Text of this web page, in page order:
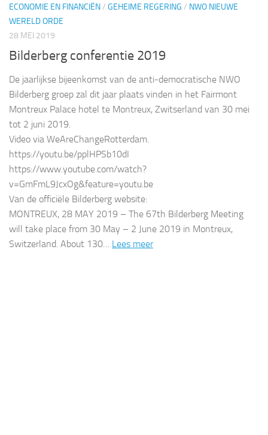
ECONOMIE EN FINANCIËN/ GEHEIME REGERING / NWO NIEUWE
WERELD ORDE
28 MEI 2019
Bilderberg conferentie 2019
De jaarlijkse bijeenkomst van de anti-democratische NWO
Bilderberg groep zal dit jaar plaats vinden in het Fairmont
Montreux Palace hotel te Montreux, Zwitserland van 30 mei
tot 2 juni 2019.
Video via WeAreChangeRotterdam.
https://youtu.be/pplHPSb10dI
https://www.youtube.com/watch?
v=GmFmL9JcxOg&feature=youtu.be
Van de officiële Bilderberg website:
MONTREUX, 28 MAY 2019 – The 67th Bilderberg Meeting
will take place from 30 May – 2 June 2019 in Montreux,
Switzerland. About 130… Lees meer